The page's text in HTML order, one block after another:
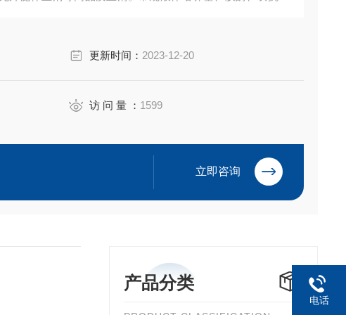
更新时间： 2023-12-20
访 问 量 ： 1599
立即咨询
产品分类
电话